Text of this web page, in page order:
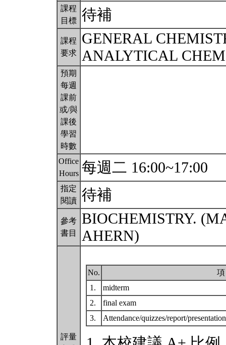
課程
目標 待補
課程
要求
GENERAL
ANALYTICAL
預期
每週
課前
或/與
課後
學習
時數
Office
Hours 每週二 16:00~17:00
指定
閱讀 待補
參考
書目
BIOCHEMISTRY.
AHERN)
評量
No.
1.
midterm
2.
final exam
3.
Attendance/quizzes/report/